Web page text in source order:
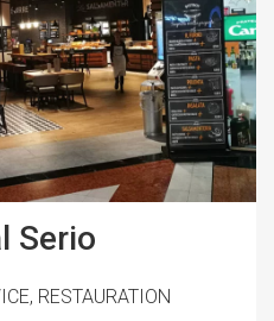
Serio
RESTAURATION